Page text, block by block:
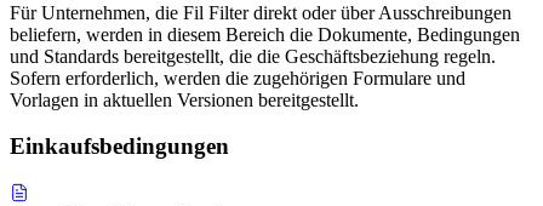
Für Unternehmen, die Fil Filter direkt oder über Ausschreibungen
beliefern, werden in diesem Bereich die Dokumente, Bedingungen
und Standards bereitgestellt, die die Geschäftsbeziehung regeln.
Sofern erforderlich, werden die zugehörigen Formulare und
Vorlagen in aktuellen Versionen bereitgestellt.
Einkaufsbedingungen